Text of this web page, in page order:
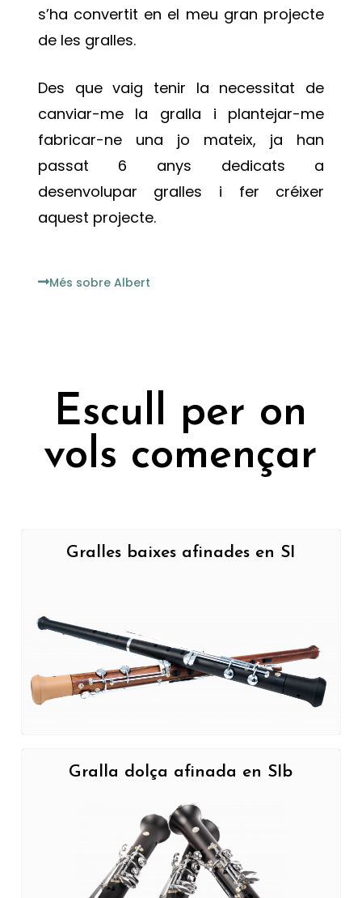
s’ha convertit en el meu gran projecte
de les gralles.
Des que vaig tenir la necessitat de
canviar-me la gralla i plantejar-me
fabricar-ne una jo mateix, ja han
passat 6 anys dedicats a
desenvolupar gralles i fer créixer
aquest projecte.
Més sobre Albert
Escull per on
vols començar
Gralles baixes afinades en SI
Gralla dolça afinada en SIb